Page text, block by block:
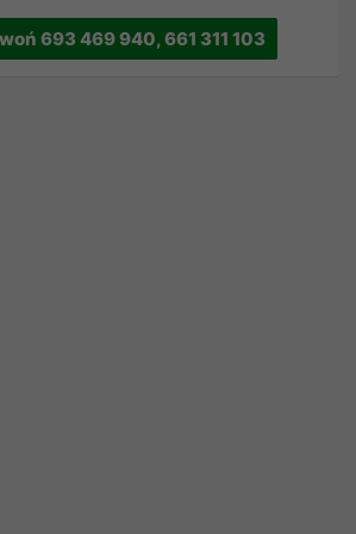
693 469 940, 661 311 103